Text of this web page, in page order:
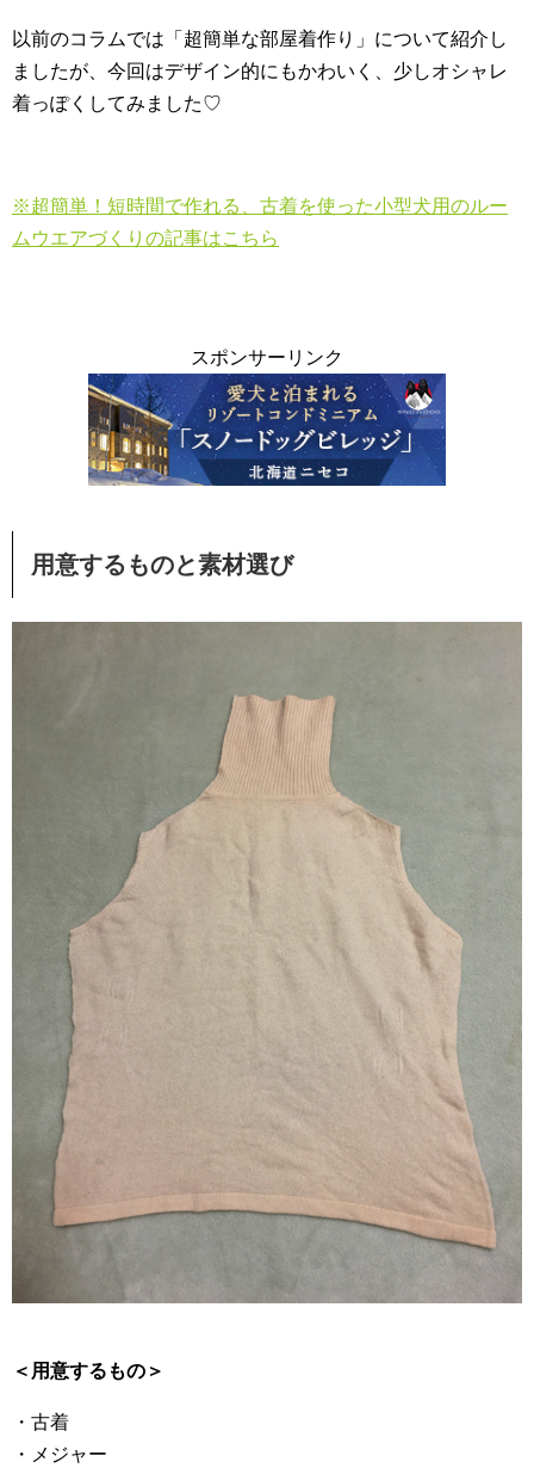
以前のコラムでは「超簡単な部屋着作り」について紹介し
ましたが、今回はデザイン的にもかわいく、少しオシャレ
着っぽくしてみました♡
※超簡単！短時間で作れる、古着を使った小型犬用のルー
ムウエアづくりの記事はこちら
スポンサーリンク
用意するものと素材選び
＜用意するもの＞
・古着
・メジャー